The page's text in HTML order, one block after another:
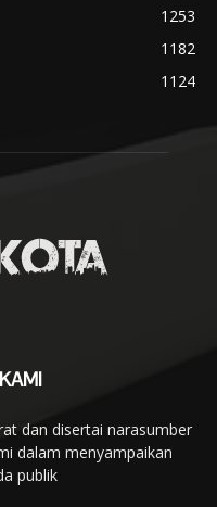
1253
1182
1124
dan disertai narasumber
dalam menyampaikan
publik